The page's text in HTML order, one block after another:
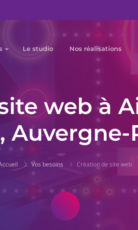
Le studio Nos réalisations
web à
Vos besoins Création de site web